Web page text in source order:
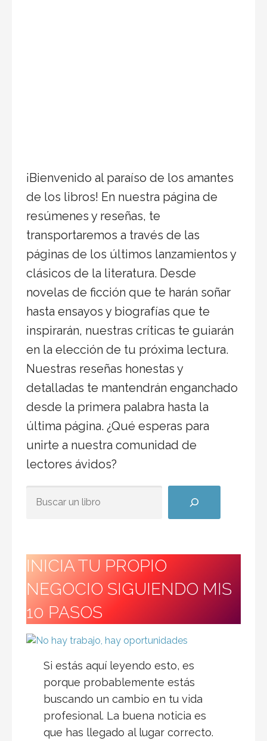
¡Bienvenido al paraíso de los amantes
de los libros! En nuestra página de
resúmenes y reseñas, te
transportaremos a través de las
páginas de los últimos lanzamientos y
clásicos de la literatura. Desde
novelas de ficción que te harán soñar
hasta ensayos y biografías que te
inspirarán, nuestras críticas te guiarán
en la elección de tu próxima lectura.
Nuestras reseñas honestas y
detalladas te mantendrán enganchado
desde la primera palabra hasta la
última página. ¿Qué esperas para
unirte a nuestra comunidad de
lectores ávidos?
INICIA TU PROPIO
NEGOCIO SIGUIENDO MIS
10 PASOS
Si estás aquí leyendo esto, es
porque probablemente estás
buscando un cambio en tu vida
profesional. La buena noticia es
que has llegado al lugar correcto.